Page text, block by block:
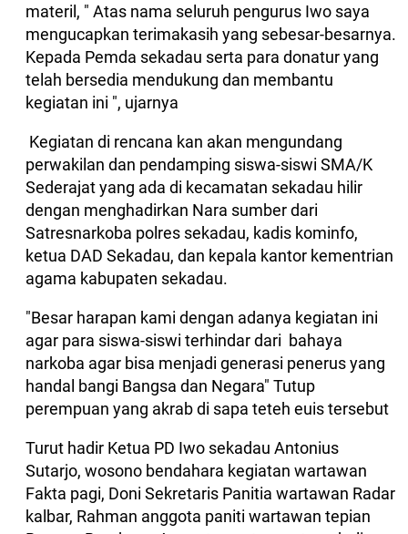
materil, " Atas nama seluruh pengurus Iwo saya
mengucapkan terimakasih yang sebesar-besarnya.
Kepada Pemda sekadau serta para donatur yang
telah bersedia mendukung dan membantu
kegiatan ini ", ujarnya
Kegiatan di rencana kan akan mengundang
perwakilan dan pendamping siswa-siswi SMA/K
Sederajat yang ada di kecamatan sekadau hilir
dengan menghadirkan Nara sumber dari
Satresnarkoba polres sekadau, kadis kominfo,
ketua DAD Sekadau, dan kepala kantor kementrian
agama kabupaten sekadau.
"Besar harapan kami dengan adanya kegiatan ini
agar para siswa-siswi terhindar dari bahaya
narkoba agar bisa menjadi generasi penerus yang
handal bangi Bangsa dan Negara" Tutup
perempuan yang akrab di sapa teteh euis tersebut
Turut hadir Ketua PD Iwo sekadau Antonius
Sutarjo, wosono bendahara kegiatan wartawan
Fakta pagi, Doni Sekretaris Panitia wartawan Radar
kalbar, Rahman anggota paniti wartawan tepian